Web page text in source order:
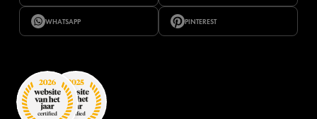
WHATSAPP PINTEREST